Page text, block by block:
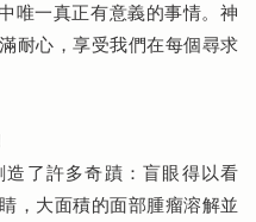
唯一真正有意義的事情。神
耐心，享受我們在每個尋求
了許多奇蹟：盲眼得以看
，大面積的面部腫瘤溶解並